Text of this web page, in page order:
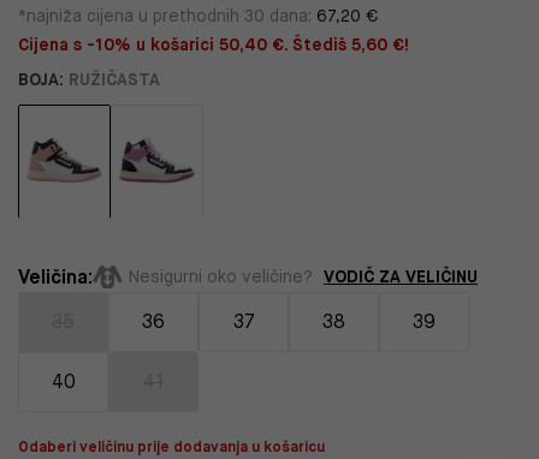
*najniža cijena u prethodnih 30 dana: 67,20 €
Cijena s -10% u košarici 50,40 €. Štediš 5,60 €!
BOJA: RUŽIČASTA
Veličina: Nesigurni oko veličine? VODIČ ZA VELIČINU
36 37 38 39
40
Odaberi veličinu prije dodavanja u košaricu